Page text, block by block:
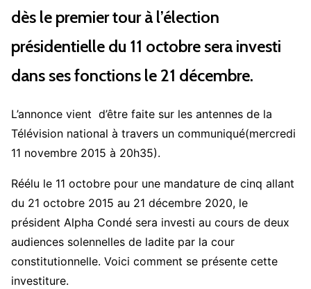
dès le premier tour à l’élection
présidentielle du 11 octobre sera investi
dans ses fonctions le 21 décembre.
L’annonce vient d’être faite sur les antennes de la
Télévision national à travers un communiqué(mercredi
11 novembre 2015 à 20h35).
Réélu le 11 octobre pour une mandature de cinq allant
du 21 octobre 2015 au 21 décembre 2020, le
président Alpha Condé sera investi au cours de deux
audiences solennelles de ladite par la cour
constitutionnelle. Voici comment se présente cette
investiture.